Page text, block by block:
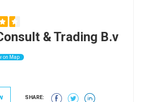
& Trading B.v
on Map
SHARE: